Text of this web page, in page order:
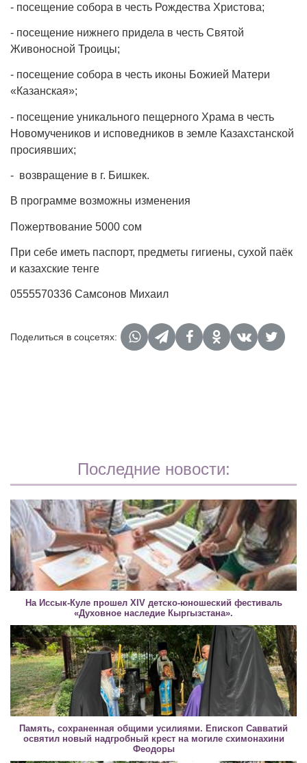
- посещение собора в честь Рождества Христова;
- посещение нижнего придела в честь Святой
Живоносной Троицы;
- посещение собора в честь иконы Божией Матери
«Казанская»;
- посещение уникального пещерного Храма в честь
Новомучеников и исповедников в земле Казахстанской
просиявших;
- возвращение в г. Бишкек.
В программе возможны изменения
Пожертвование 5000 сом
При себе иметь паспорт, предметы гигиены, сухой паёк
и казахские тенге
0555570336 Самсонов Михаил
Поделиться в соцсетях:
Последние новости:
На Иссык-Куле прошел XIV детско-юношеский фестиваль
«Духовное наследие Кыргызстана».
Память, сохраненная общими усилиями. Епископ Савватий
освятил новый надгробный крест на могиле схимонахини
Феодоры